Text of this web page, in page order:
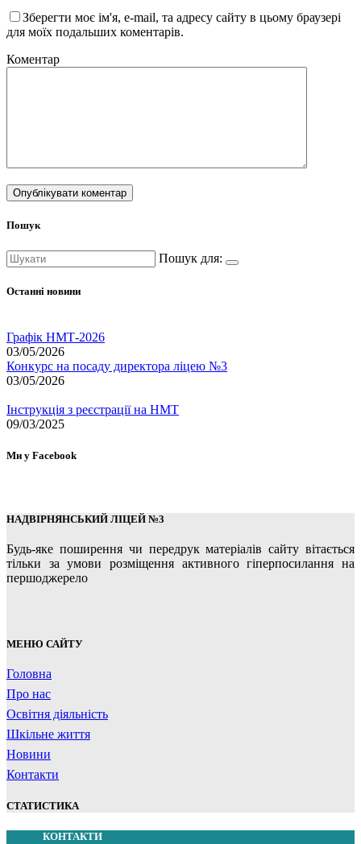
Зберегти моє ім'я, e-mail, та адресу сайту в цьому браузері
для моїх подальших коментарів.
Коментар
Пошук
Пошук для:
Останні новини
Графік НМТ-2026
03/05/2026
Конкурс на посаду директора ліцею №3
03/05/2026
Інструкція з реєстрації на НМТ
09/03/2025
Ми у Facebook
НАДВІРНЯНСЬКИЙ ЛІЦЕЙ №3
Будь-яке поширення чи передрук матеріалів сайту вітається
тільки за умови розміщення активного гіперпосилання на
першоджерело
МЕНЮ САЙТУ
Головна
Про нас
Освітня діяльність
Шкільне життя
Новини
Контакти
СТАТИСТИКА
КОНТАКТИ